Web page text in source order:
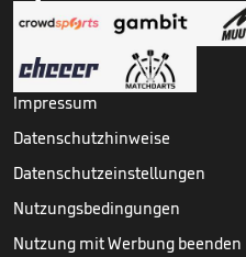
Impressum
Datenschutzhinweise
Datenschutzeinstellungen
Nutzungsbedingungen
Nutzung mit Werbung beenden